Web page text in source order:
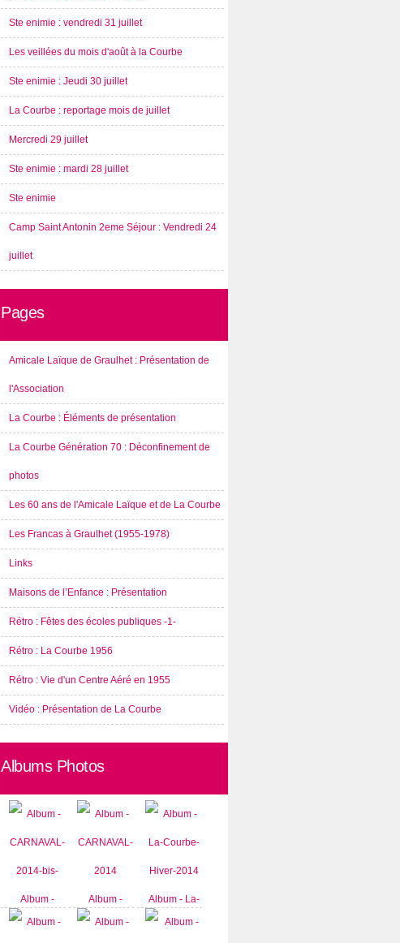
Ste enimie : vendredi 31 juillet
Les veillées du mois d'août à la Courbe
Ste enimie : Jeudi 30 juillet
La Courbe : reportage mois de juillet
Mercredi 29 juillet
Ste enimie : mardi 28 juillet
Ste enimie
Camp Saint Antonin 2eme Séjour : Vendredi 24
juillet
Pages
Amicale Laïque de Graulhet : Présentation de
l'Association
La Courbe : Éléments de présentation
La Courbe Génération 70 : Déconfinement de
photos
Les 60 ans de l'Amicale Laïque et de La Courbe
Les Francas à Graulhet (1955-1978)
Links
Maisons de l’Enfance : Présentation
Rétro : Fêtes des écoles publiques -1-
Rétro : La Courbe 1956
Rétro : Vie d'un Centre Aéré en 1955
Vidéo : Présentation de La Courbe
Albums Photos
Album -
CARNAVAL-
Album -
CARNAVAL-
Album - La-
Courbe-